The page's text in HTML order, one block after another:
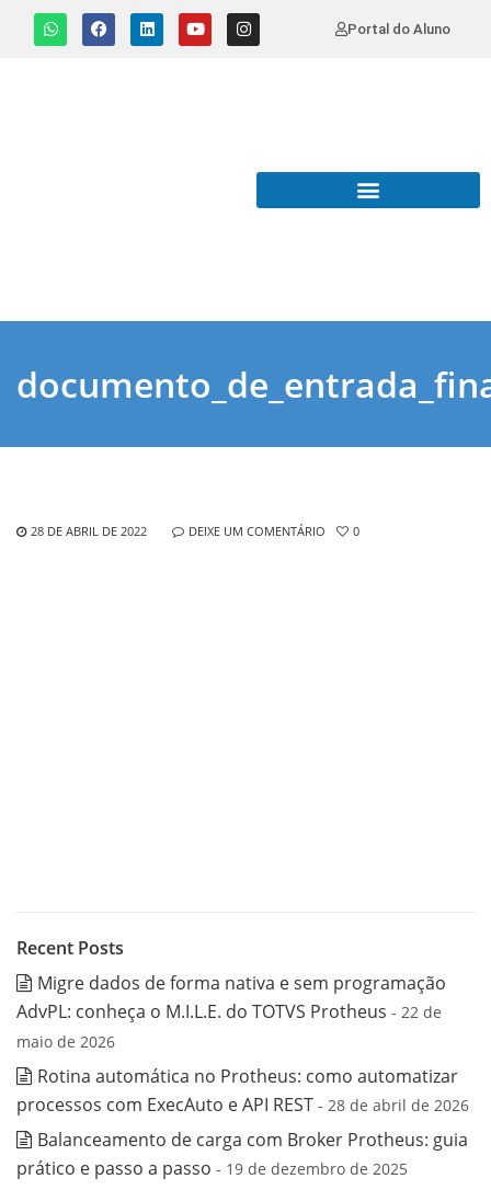
Portal do Aluno
28 DE ABRIL DE 2022 DEIXE UM COMENTÁRIO 0
Recent Posts
Migre dados de forma nativa e sem programação
AdvPL: conheça o M.I.L.E. do TOTVS Protheus - 22 de
maio de 2026
Rotina automática no Protheus: como automatizar
processos com ExecAuto e API REST - 28 de abril de 2026
Balanceamento de carga com Broker Protheus: guia
prático e passo a passo - 19 de dezembro de 2025